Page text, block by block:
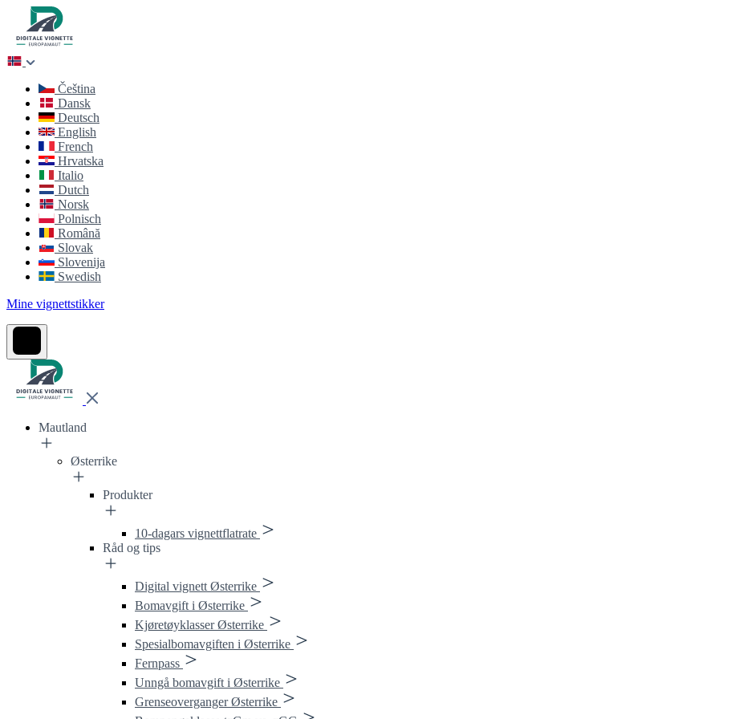
Čeština
Dansk
Deutsch
English
French
Hrvatska
Italio
Dutch
Norsk
Polnisch
Română
Slovak
Slovenija
Swedish
Mine vignettstikker
Mautland
Østerrike
Produkter
10-dagars vignettflatrate
Råd og tips
Digital vignett Østerrike
Bomavgift i Østerrike
Kjøretøyklasser Østerrike
Spesialbomavgiften i Østerrike
Fernpass
Unngå bomavgift i Østerrike
Grenseoverganger Østerrike